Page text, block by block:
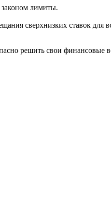
законом лимиты.
сверхнизких ставок для
решить свои финансовые